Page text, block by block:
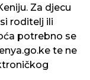
Za djecu
roditelj ili
potrebno se
te ne